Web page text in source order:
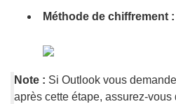
Méthode de chiffrement :
Note : Si Outlook vous
après cette étape, assurez-